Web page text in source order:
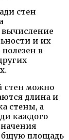
стен
и их
в
стен можно
длина и
стены, а
каждого
площадь